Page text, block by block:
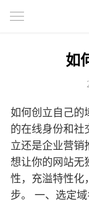
如
如何创立自己的
的在线身份和社
立还是企业营销
想让你的网站无
性，充溢特性化
步。 一、选定域